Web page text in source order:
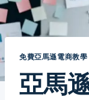
免費亞馬遜電商教學
亞馬